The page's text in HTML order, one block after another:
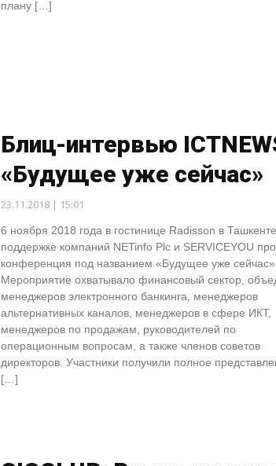
плану […]
Блиц-интервью
«Будущее уже сейчас»
23.11.2018 | 15:01
6 ноября 2018 года в гостинице Radisson в
поддержке компаний NETinfo Plc и SERVICEYOU
конференция под названием «Будущее уже сейчас».
Мероприятие охватывало финансовый сектор,
менеджеров электронного банкинга, менеджеров
альтернативных каналов, менеджеров в сфере ИКТ,
менеджеров по продажам, руководителей по
операционным вопросам, а также членов советов
директоров. Участники получили полное
[…]